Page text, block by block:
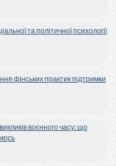
та політичної психології
фінських практик підтримки
воєнного часу: що